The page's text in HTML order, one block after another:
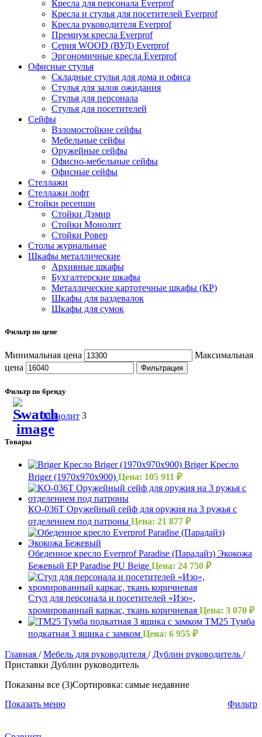
Кресла для персонала Everprof
Кресла и стулья для посетителей Everprof
Кресла руководителя Everprof
Премиум кресла Everprof
Серия WOOD (ВУД) Everprof
Эргономичные кресла Everprof
Офисные стулья
Складные стулья для дома и офиса
Стулья для залов ожидания
Стулья для персонала
Стулья для посетителей
Сейфы
Взломостойкие сейфы
Мебельные сейфы
Оружейные сейфы
Офисно-мебельные сейфы
Офисные сейфы
Стеллажи
Стеллажи лофт
Стойки ресепшн
Стойки Дэмир
Стойки Монолит
Стойки Ровер
Столы журнальные
Шкафы металлические
Архивные шкафы
Бухгалтерские шкафы
Металлические картотечные шкафы (КР)
Шкафы для раздевалок
Шкафы для сумок
Фильтр по цене
Минимальная цена
Максимальная
цена
Фильтрация
Фильтр по бренду
Монолит 3
Товары
Briger Кресло
Briger (1970х970х900) Цена: 105 911 ₽
КО-036Т Оружейный сейф для оружия на 3 ружья с
отделением под патроны Цена: 21 877 ₽
Обеденное кресло Everprof Paradise (Парадайз) Экокожа
Бежевый EP Paradise PU Beige Цена: 24 750 ₽
Стул для персонала и посетителей «Изо»,
хромированный каркас, ткань коричневая Цена: 3 070 ₽
ТМ25 Тумба
подкатная 3 ящика с замком Цена: 6 955 ₽
Главная / Мебель для руководителя / Дублин руководитель /
Приставки Дублин руководитель
Показаны все (3)Сортировка: самые недавние
Показать меню
Фильтр